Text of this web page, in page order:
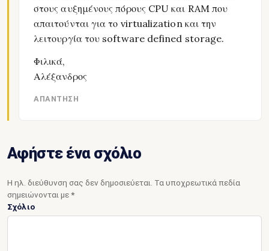
στους αυξημένους πόρους CPU και RAM που
απαιτούνται για το virtualization και την
λειτουργία του software defined storage.
Φιλικά,
Αλέξανδρος
ΑΠΆΝΤΗΣΗ
reCAPTCHA
Αφήστε ένα σχόλιο
Η ηλ. διεύθυνση σας δεν δημοσιεύεται. Τα υποχρεωτικά πεδία
σημειώνονται με*
Σχόλιο